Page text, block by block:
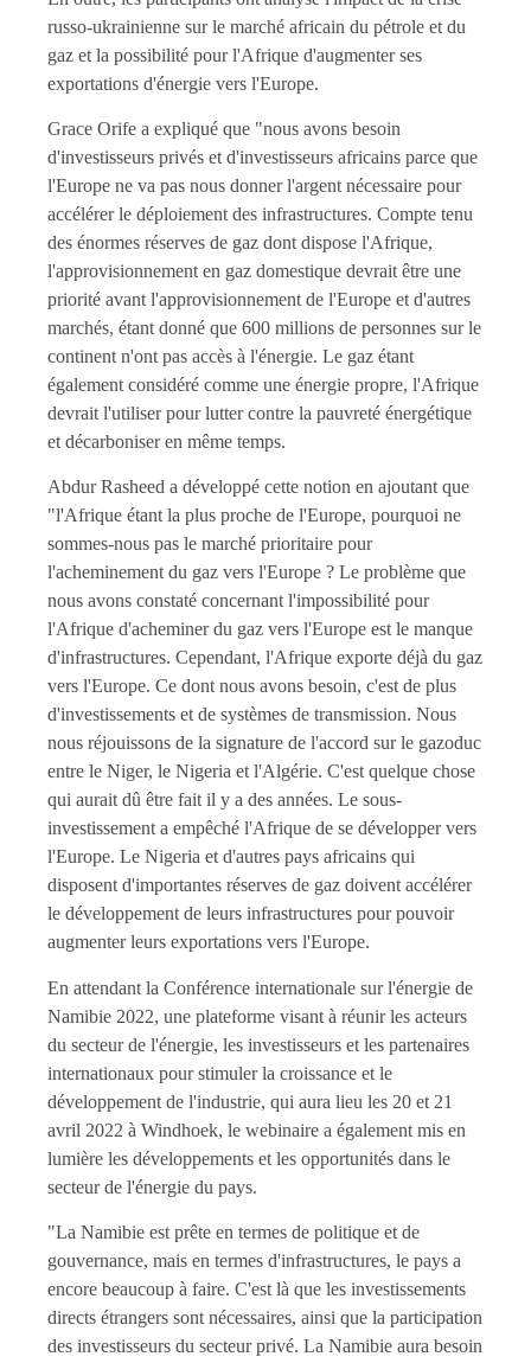
russo-ukrainienne sur le marché africain du pétrole et du
gaz et la possibilité pour l'Afrique d'augmenter ses
exportations d'énergie vers l'Europe.
Grace Orife a expliqué que "nous avons besoin
d'investisseurs privés et d'investisseurs africains parce que
l'Europe ne va pas nous donner l'argent nécessaire pour
accélérer le déploiement des infrastructures. Compte tenu
des énormes réserves de gaz dont dispose l'Afrique,
l'approvisionnement en gaz domestique devrait être une
priorité avant l'approvisionnement de l'Europe et d'autres
marchés, étant donné que 600 millions de personnes sur le
continent n'ont pas accès à l'énergie. Le gaz étant
également considéré comme une énergie propre, l'Afrique
devrait l'utiliser pour lutter contre la pauvreté énergétique
et décarboniser en même temps.
Abdur Rasheed a développé cette notion en ajoutant que
"l'Afrique étant la plus proche de l'Europe, pourquoi ne
sommes-nous pas le marché prioritaire pour
l'acheminement du gaz vers l'Europe ? Le problème que
nous avons constaté concernant l'impossibilité pour
l'Afrique d'acheminer du gaz vers l'Europe est le manque
d'infrastructures. Cependant, l'Afrique exporte déjà du gaz
vers l'Europe. Ce dont nous avons besoin, c'est de plus
d'investissements et de systèmes de transmission. Nous
nous réjouissons de la signature de l'accord sur le gazoduc
entre le Niger, le Nigeria et l'Algérie. C'est quelque chose
qui aurait dû être fait il y a des années. Le sous-
investissement a empêché l'Afrique de se développer vers
l'Europe. Le Nigeria et d'autres pays africains qui
disposent d'importantes réserves de gaz doivent accélérer
le développement de leurs infrastructures pour pouvoir
augmenter leurs exportations vers l'Europe.
En attendant la Conférence internationale sur l'énergie de
Namibie 2022, une plateforme visant à réunir les acteurs
du secteur de l'énergie, les investisseurs et les partenaires
internationaux pour stimuler la croissance et le
développement de l'industrie, qui aura lieu les 20 et 21
avril 2022 à Windhoek, le webinaire a également mis en
lumière les développements et les opportunités dans le
secteur de l'énergie du pays.
"La Namibie est prête en termes de politique et de
gouvernance, mais en termes d'infrastructures, le pays a
encore beaucoup à faire. C'est là que les investissements
directs étrangers sont nécessaires, ainsi que la participation
des investisseurs du secteur privé. La Namibie aura besoin